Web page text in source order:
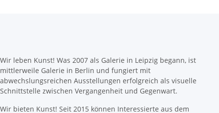
Wir leben Kunst! Was 2007 als Galerie in Leipzig begann, ist
mittlerweile Galerie in Berlin und fungiert mit
abwechslungsreichen Ausstellungen erfolgreich als visuelle
Schnittstelle zwischen Vergangenheit und Gegenwart.
Wir bieten Kunst! Seit 2015 können Interessierte aus dem